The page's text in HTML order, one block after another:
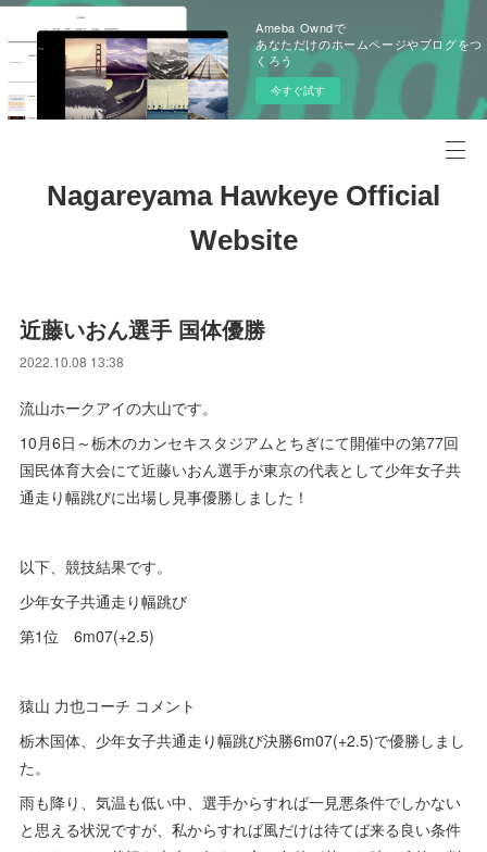
Ameba Owndで
あなただけのホームページやブログをつ
くろう
今すぐ試す
Nagareyama Hawkeye Official
Website
近藤いおん選手 国体優勝
2022.10.08 13:38
流山ホークアイの大山です。
10月6日～栃木のカンセキスタジアムとちぎにて開催中の第77回
国民体育大会にて近藤いおん選手が東京の代表として少年女子共
通走り幅跳びに出場し見事優勝しました！
以下、競技結果です。
少年女子共通走り幅跳び
第1位 6m07(+2.5)
猿山 力也コーチ コメント
栃木国体、少年女子共通走り幅跳び決勝6m07(+2.5)で優勝しまし
た。
雨も降り、気温も低い中、選手からすれば一見悪条件でしかない
と思える状況ですが、私からすれば風だけは待てば来る良い条件